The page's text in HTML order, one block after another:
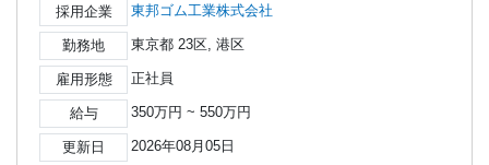
採用企業 東邦ゴム工業株式会社
勤務地 東京都 23区, 港区
雇用形態 正社員
給与 350万円 ~ 550万円
更新日 2026年08月05日